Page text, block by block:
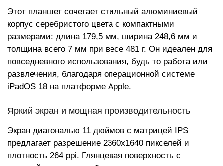
Этот планшет сочетает стильный алюминиевый
корпус серебристого цвета с компактными
размерами: длина 179,5 мм, ширина 248,6 мм и
толщина всего 7 мм при весе 481 г. Он идеален для
повседневного использования, будь то работа или
развлечения, благодаря операционной системе
iPadOS 18 на платформе Apple.
Яркий экран и мощная производительность
Экран диагональю 11 дюймов с матрицей IPS
предлагает разрешение 2360x1640 пикселей и
плотность 264 ppi. Глянцевая поверхность с